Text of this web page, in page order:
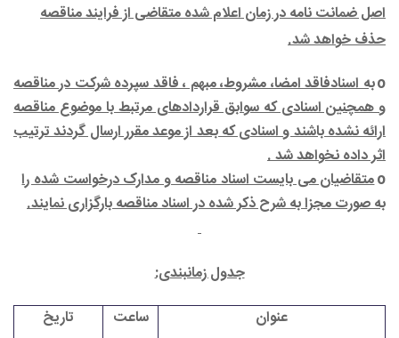
اصل ضمانت نامه در زمان اعلام شده متقاضی از فرایند مناقصه
حذف خواهد شد.
oبه اسنادفاقد امضا، مشروط، مبهم ، فاقد سپرده شرکت در مناقصه
و همچنین اسنادی که سوابق قراردادهای مرتبط با موضوع مناقصه
ارائه نشده باشند و اسنادی که بعد از موعد مقرر ارسال گردند ترتیب
اثر داده نخواهد شد .
oمتقاضیان می بایست اسناد مناقصه و مدارک درخواست شده را
به صورت مجزا به شرح ذکر شده در اسناد مناقصه بارگزاری نمایند.
جدول زمانبندی:
عنوان
ساعت تاریخ